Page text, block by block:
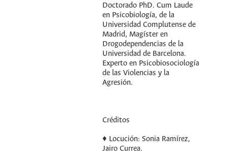
Doctorado PhD. Cum Laude
en Psicobiología, de la
Universidad Complutense de
Madrid, Magíster en
Drogodependencias de la
Universidad de Barcelona.
Experto en Psicobiosociología
de las Violencias y la
Agresión.
Créditos
♦ Locución: Sonia Ramírez,
Jairo Currea.